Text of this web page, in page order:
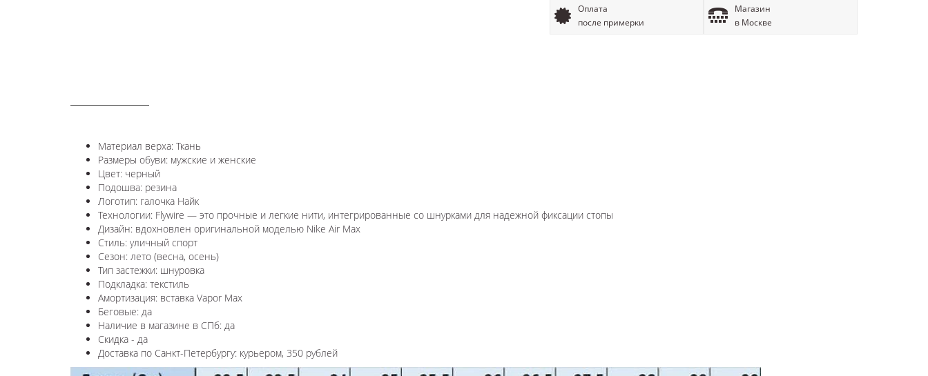
Оплата
после примерки
Магазин
в Москве
Материал верха: Ткань
Размеры обуви: мужские и женские
Цвет: черный
Подошва: резина
Логотип: галочка Найк
Технологии: Flywire — это прочные и легкие нити, интегрированные со шнурками для надежной фиксации стопы
Дизайн: вдохновлен оригинальной моделью Nike Air Max
Стиль: уличный спорт
Сезон: лето (весна, осень)
Тип застежки: шнуровка
Подкладка: текстиль
Амортизация: вставка Vapor Max
Беговые: да
Наличие в магазине в СПб: да
Скидка - да
Доставка по Санкт-Петербургу: курьером, 350 рублей